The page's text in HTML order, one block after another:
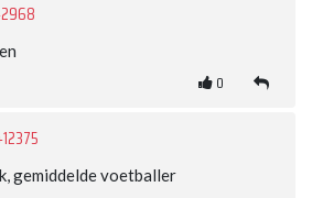
0
gemiddelde voetballer